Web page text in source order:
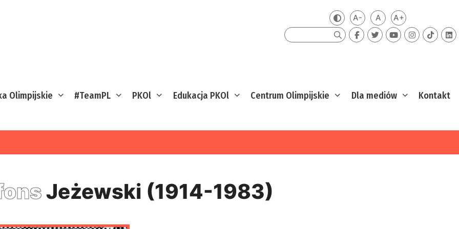
Zmień kontrast
A-Mniejsza czcionka
ADomyślna czcionka
A+Większa
Szukaj
Olimpijskie #TeamPL PKOl Edukacja PKOl Centrum Olimpijskie Dla mediów Kontakt
Jeżewski (1914-1983)